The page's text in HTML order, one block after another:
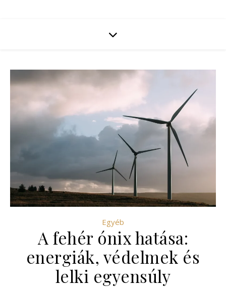
Egyéb
A fehér ónix hatása:
energiák, védelmek és
lelki egyensúly